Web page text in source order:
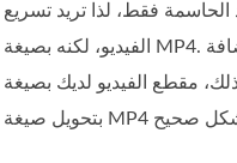
فقط، لذا تريد تسريع
الفيديو، لكنه بصيغة MP4. علاوة على ذلك، أردت تسريع مقطع الفيديو، لكن انقطع اتصالك بالإنترنت، ومع ذلك كنت بحاجة إليه لمشروعك في المدرسة. إضافة